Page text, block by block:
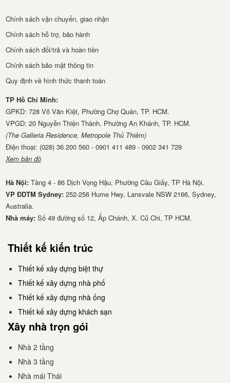
Chính sách vận chuyển, giao nhận
Chính sách hỗ trợ, bảo hành
Chính sách đổi/trả và hoàn tiền
Chính sách bảo mật thông tin
Quy định về hình thức thanh toán
TP Hồ Chí Minh:
GPKD: 728 Võ Văn Kiệt, Phường Chợ Quán, TP. HCM.
VPGD: 20 Nguyễn Thiện Thành, Phường An Khánh, TP. HCM.
(The Galleria Residence, Metropole Thủ Thiêm)
Điện thoại: (028) 36 200 560 - 0901 411 489 - 0902 341 729
Xem bản đồ
Hà Nội:Tầng 4 - 86 Dịch Vọng Hậu, Phường Cầu Giấy, TP Hà Nội.
VP ĐDTM Sydney: 252-256 Hume Hwy, Lansvale NSW 2166, Sydney,
Australia.
Nhà má​y: Số 49 đường số 12, Ấp Chánh, X. Củ Chi, TP HCM.
Thiết kế kiến trúc
Thiết kế xây dựng biệt thự
Thiết kế xây dựng nhà phố
Thiết kế xây dựng nhà ống
Thiết kế xây dựng khách sạn
Xây nhà trọn gói
Nhà 2 tầng
Nhà 3 tầng
Nhà mái Thái